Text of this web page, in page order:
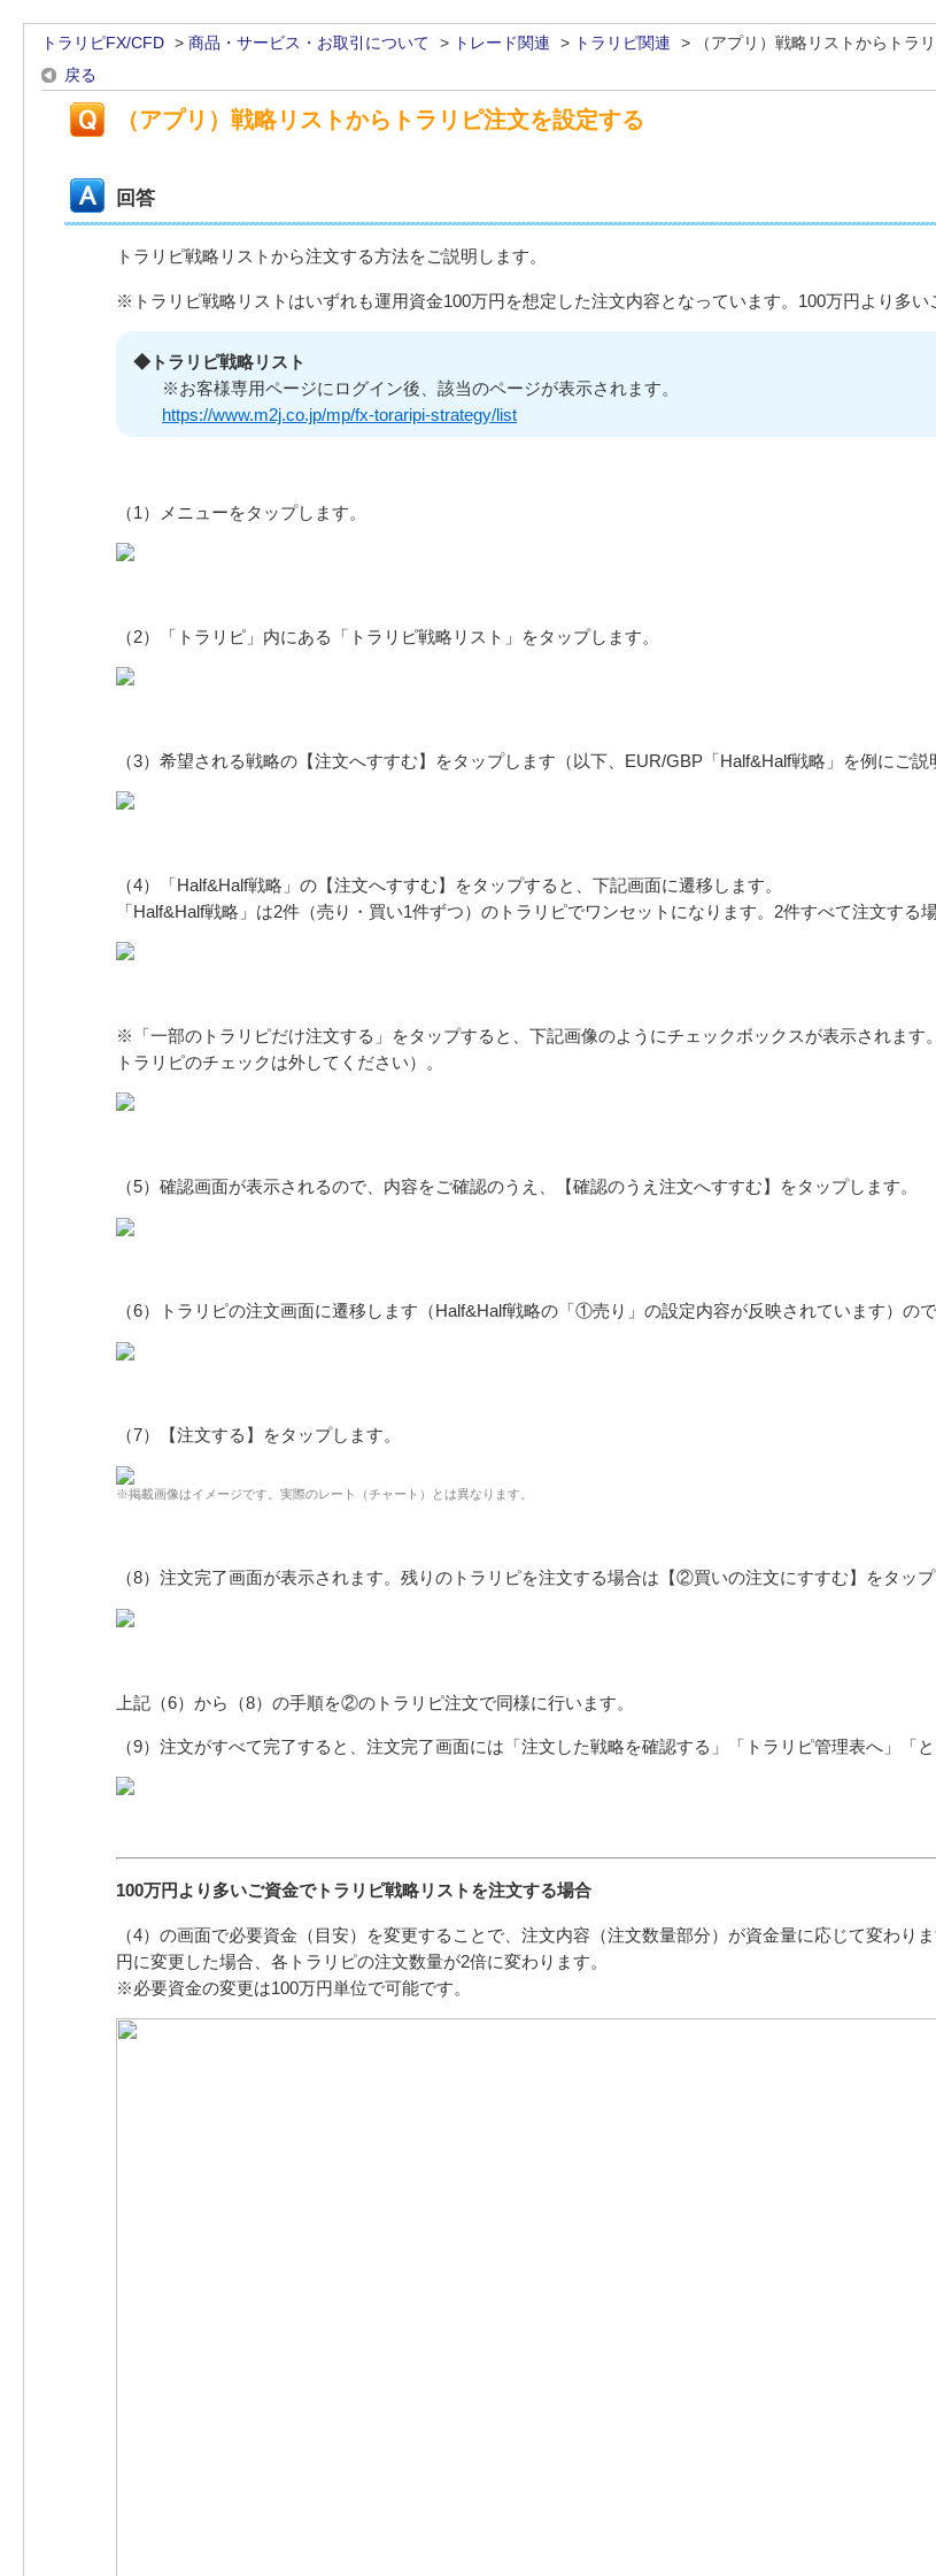
トラリピFX/CFD > 商品・サービス・お取引について > トレード関連 > トラリピ関連 >
（アプリ）戦略リストからトラ
戻る
（アプリ）戦略リストからトラリピ注文を設定する
回答
トラリピ戦略リストから注文する方法をご説明します。
※トラリピ戦略リストはいずれも運用資金100万円を想定した注文内容となっています。100万円より多い
◆トラリピ戦略リスト
※お客様専用ページにログイン後、該当のページが表示されます。
https://www.m2j.co.jp/mp/fx-toraripi-strategy/list
（1）メニューをタップします。
（2）「トラリピ」内にある「トラリピ戦略リスト」をタップします。
（3）希望される戦略の【注文へすすむ】をタップします（以下、EUR/GBP「Half&Half戦略」を例にご説
（4）「Half&Half戦略」の【注文へすすむ】をタップすると、下記画面に遷移します。
「Half&Half戦略」は2件（売り・買い1件ずつ）のトラリピでワンセットになります。2件すべて注文する
※「一部のトラリピだけ注文する」をタップすると、下記画像のようにチェックボックスが表示されま
トラリピのチェックは外してください）。
（5）確認画面が表示されるので、内容をご確認のうえ、【確認のうえ注文へすすむ】をタップします。
（6）トラリピの注文画面に遷移します（Half&Half戦略の「①売り」の設定内容が反映されています）の
（7）【注文する】をタップします。
※掲載画像はイメージです。実際のレート（チャート）とは異なります。
（8）注文完了画面が表示されます。残りのトラリピを注文する場合は【②買いの注文にすすむ】をタップ
上記（6）から（8）の手順を②のトラリピ注文で同様に行います。
（9）注文がすべて完了すると、注文完了画面には「注文した戦略を確認する」「トラリピ管理表へ」「
100万円より多いご資金でトラリピ戦略リストを注文する場合
（4）の画面で必要資金（目安）を変更することで、注文内容（注文数量部分）が資金量に応じて変わり
円に変更した場合、各トラリピの注文数量が2倍に変わります。
※必要資金の変更は100万円単位で可能です。